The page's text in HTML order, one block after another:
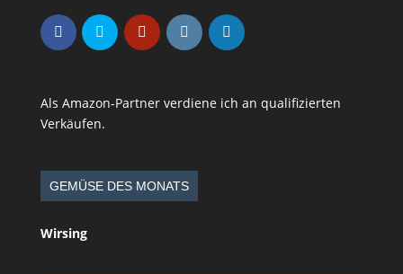
Als Amazon-Partner verdiene ich an qualifizierten
Verkäufen.
GEMÜSE DES MONATS
Wirsing